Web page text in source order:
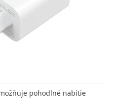
pohodlné nabitie